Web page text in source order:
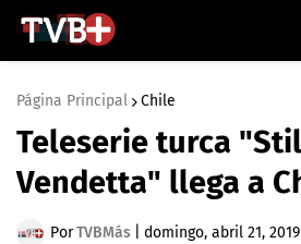
Página Principal Chile
Teleserie turca
Vendetta" llega a
PorTVBMás domingo, abril 21, 2019